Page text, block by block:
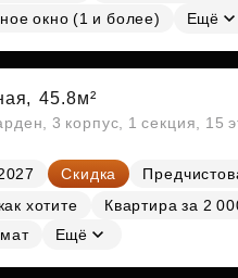
окно (1 и более)
Ещё
45.8м²
3 корпус, 1 секция, 15
Скидка
хотите
Квартира за 2
Ещё